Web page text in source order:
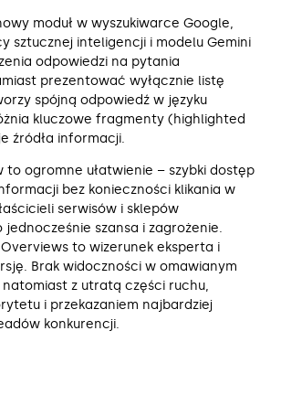
moduł w wyszukiwarce Google,
sztucznej inteligencji i modelu Gemini
odpowiedzi na pytania
prezentować wyłącznie listę
spójną odpowiedź w języku
kluczowe fragmenty (highlighted
źródła informacji.
to ogromne ułatwienie – szybki dostęp
bez konieczności klikania w
serwisów i sklepów
szansa i zagrożenie.
to wizerunek eksperta i
Brak widoczności w omawianym
natomiast z utratą części ruchu,
i przekazaniem najbardziej
konkurencji.